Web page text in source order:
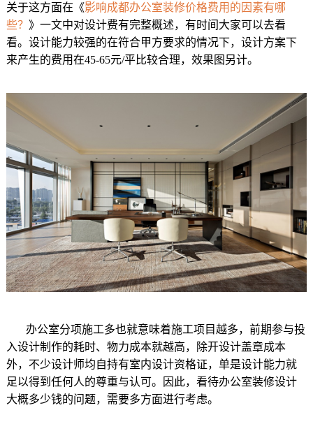
关于这方面在《影响成都办公室装修价格费用的因素有哪
些？ 》一文中对设计费有完整概述，有时间大家可以去看
看。设计能力较强的在符合甲方要求的情况下，设计方案下
来产生的费用在45-65元/平比较合理，效果图另计。
办公室分项施工多也就意味着施工项目越多，前期参与投
入设计制作的耗时、物力成本就越高，除开设计盖章成本
外，不少设计师均自持有室内设计资格证，单是设计能力就
足以得到任何人的尊重与认可。因此，看待办公室装修设计
大概多少钱的问题，需要多方面进行考虑。